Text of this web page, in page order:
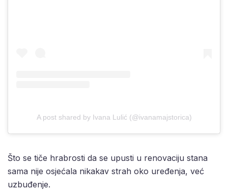
A post shared by Ivana Lulić (@ivanamajstorica)
Što se tiče hrabrosti da se upusti u renovaciju stana
sama nije osjećala nikakav strah oko uređenja, već
uzbuđenje.